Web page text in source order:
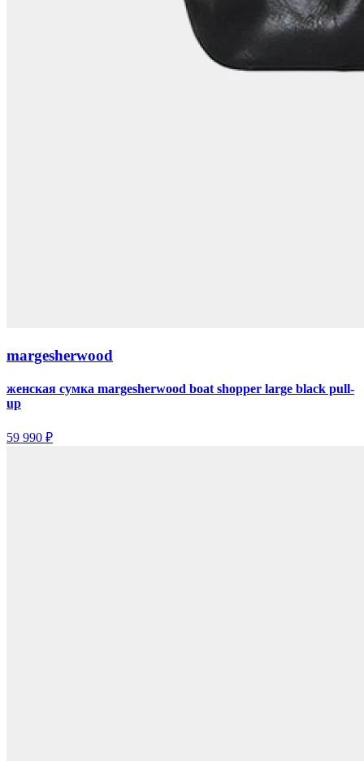
margesherwood
женская сумка margesherwood boat shopper large black pull-
up
59 990 ₽